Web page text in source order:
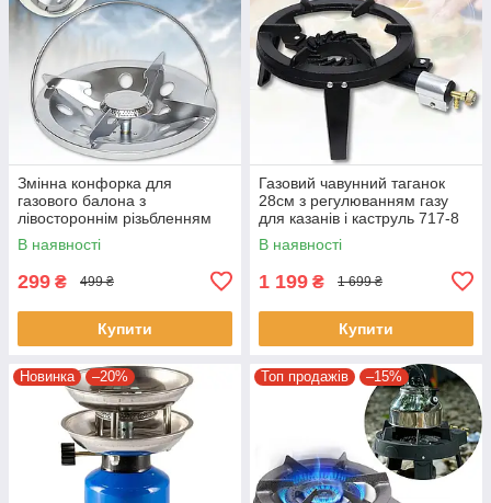
Змінна конфорка для
газового балона з
лівостороннім різьбленням
21.8 мм і ручкою HU-G10
В наявності
299 ₴ 499 ₴
Купити
Газовий чавунний таганок
28см з регулюванням газу
для казанів і каструль 717-8
В наявності
1 199 ₴ 1 699 ₴
Купити
Новинка –20% Топ продажів –15%